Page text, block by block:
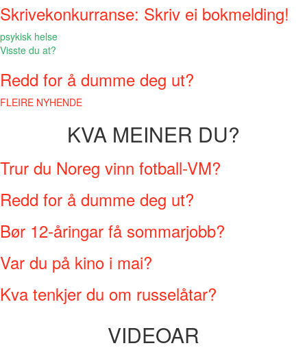
Skrivekonkurranse: Skriv ei bokmelding!
psykisk helse
Visste du at?
Redd for å dumme deg ut?
FLEIRE NYHENDE
KVA MEINER DU?
Trur du Noreg vinn fotball-VM?
Redd for å dumme deg ut?
Bør 12-åringar få sommarjobb?
Var du på kino i mai?
Kva tenkjer du om russelåtar?
VIDEOAR